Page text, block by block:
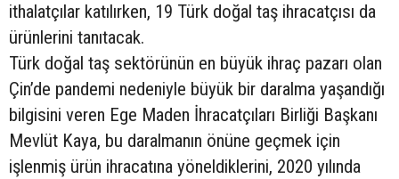
ithalatçılar katılırken, 19 Türk doğal taş ihracatçısı da
ürünlerini tanıtacak.
Türk doğal taş sektörünün en büyük ihraç pazarı olan
Çin’de pandemi nedeniyle büyük bir daralma yaşandığı
bilgisini veren Ege Maden İhracatçıları Birliği Başkanı
Mevlüt Kaya, bu daralmanın önüne geçmek için
işlenmiş ürün ihracatına yöneldiklerini, 2020 yılında